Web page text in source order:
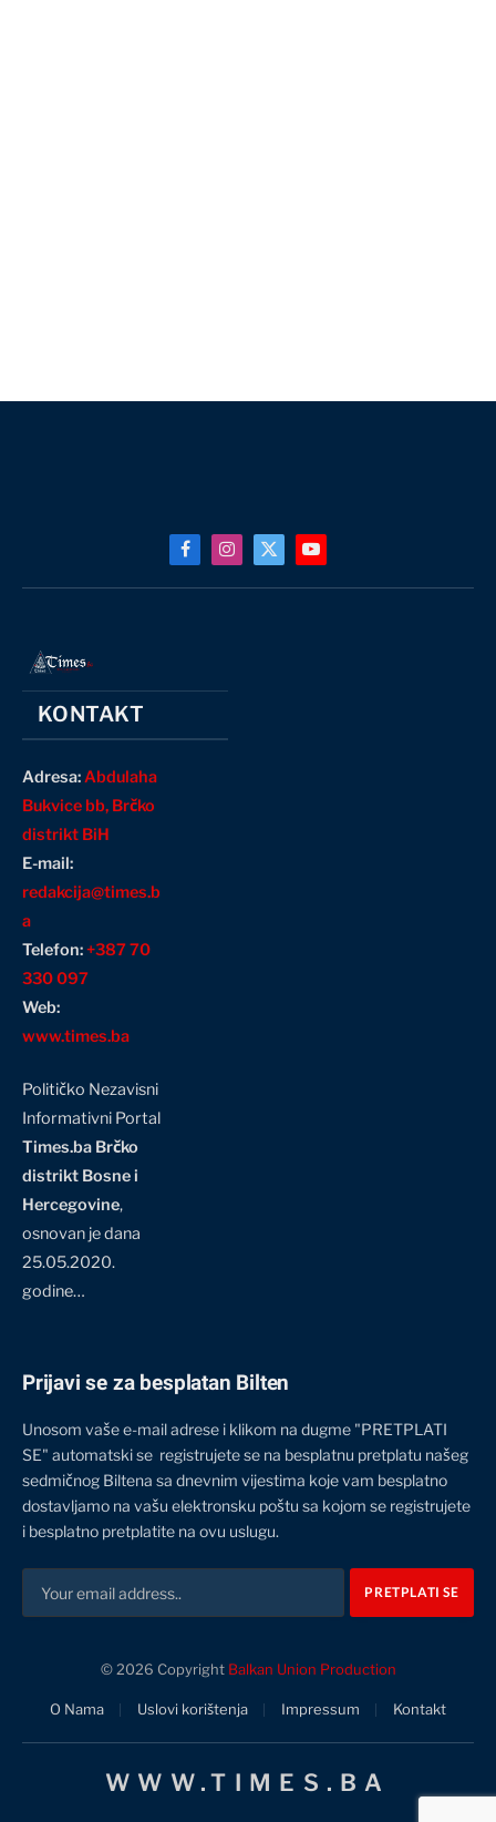
FacebookInstagram
X
(Twitter)
YouTube
KONTAKT
Adresa:Abdulaha
Bukvice bb, Brčko
distrikt BiH
E-mail:
redakcija@times.b
a
Telefon:+387 70
330 097
Web:
www.times.ba
Političko Nezavisni
Informativni Portal
Times.ba Brčko
distrikt Bosne i
Hercegovine,
osnovan je dana
25.05.2020.
godine…
Prijavi se za besplatan Bilten
Unosom vaše e-mail adrese i klikom na dugme "PRETPLATI
SE" automatski se registrujete se na besplatnu pretplatu našeg
sedmičnog Biltena sa dnevnim vijestima koje vam besplatno
dostavljamo na vašu elektronsku poštu sa kojom se registrujete
i besplatno pretplatite na ovu uslugu.
© 2026 Copyright Balkan Union Production
O Nama Uslovi korištenja Impressum Kontakt
WWW.TIMES.BA